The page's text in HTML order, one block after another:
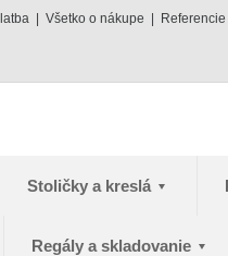
Všetko o nákupe Referencie
Stoličky a kreslá
Regály a skladovanie